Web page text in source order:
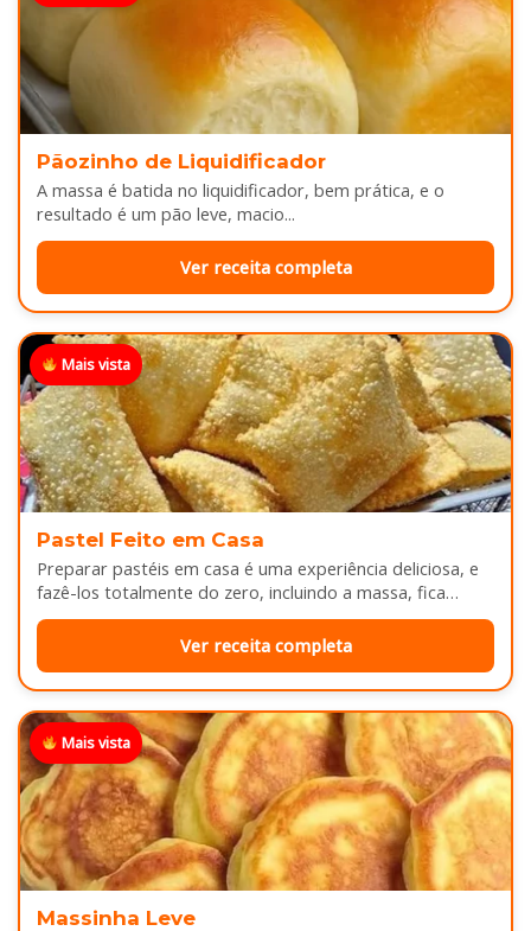
Pãozinho de Liquidificador
A massa é batida no liquidificador, bem prática, e o
resultado é um pão leve, macio...
Ver receita completa
Mais vista
Pastel Feito em Casa
Preparar pastéis em casa é uma experiência deliciosa, e
fazê-los totalmente do zero, incluindo a massa, fica
melhor ainda...
Ver receita completa
Mais vista
Massinha Leve